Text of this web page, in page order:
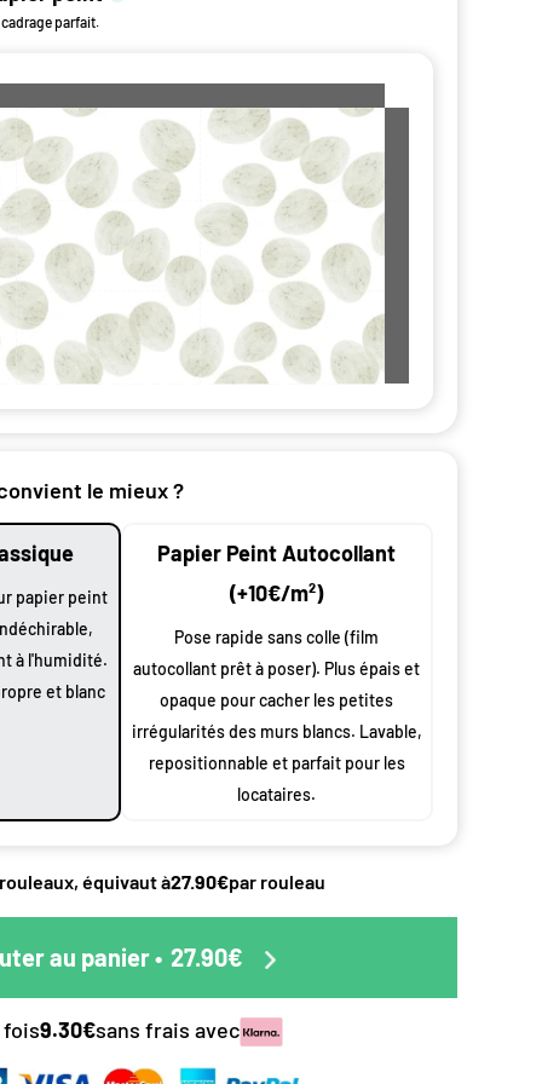
parfait.
le mieux ?
papier peint
à l'humidité.
et blanc
Papier Peint Autocollant
(+10€/m²)
Pose rapide sans colle (film
autocollant prêt à poser). Plus épais et
opaque pour cacher les petites
irrégularités des murs blancs. Lavable,
repositionnable et parfait pour les
locataires.
équivaut à27.90€par rouleau
au panier• 27.90€
fois9.30€sans frais avec
par
largeur
à vos
de